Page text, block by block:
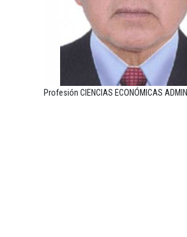
Profesión CIENCIAS ECONÓMICAS